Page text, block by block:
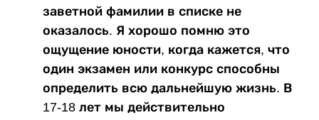
заветной фамилии в списке не
оказалось. Я хорошо помню это
ощущение юности, когда кажется, что
один экзамен или конкурс способны
определить всю дальнейшую жизнь. В
17-18 лет мы действительно